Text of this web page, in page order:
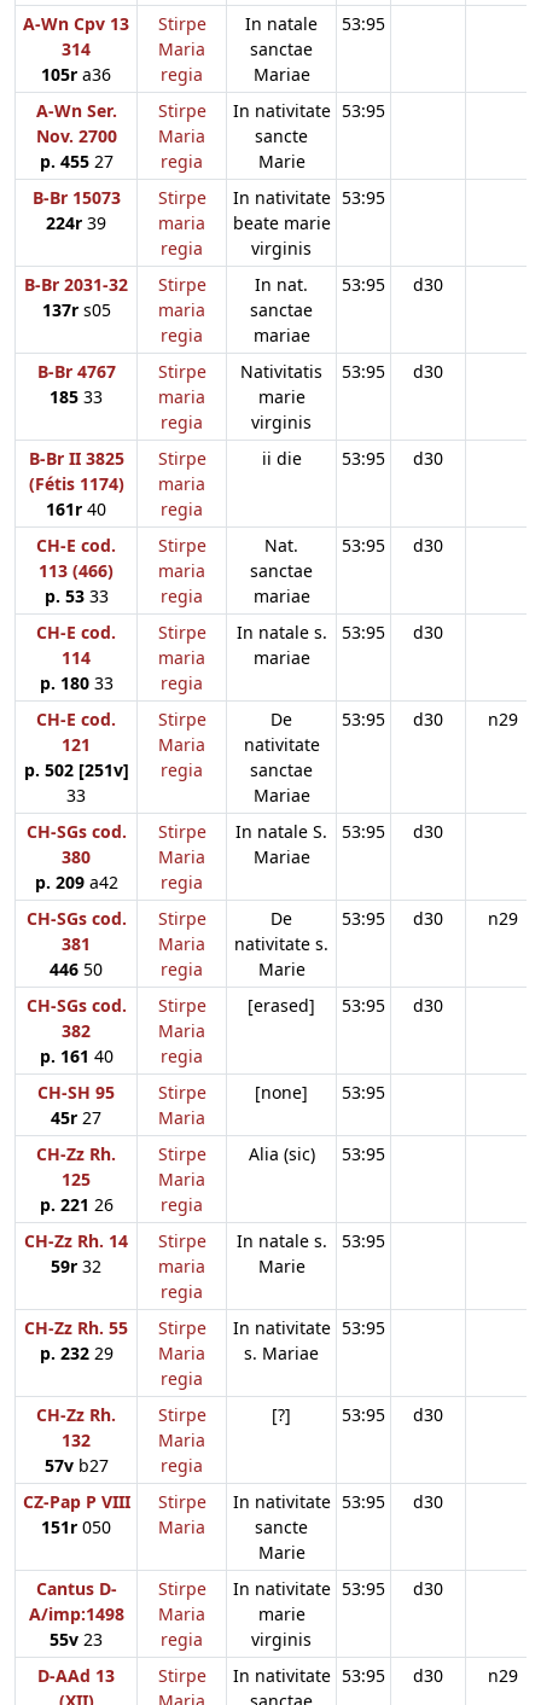
A-Wn Cpv 13
314
105r a36
Stirpe
Maria
regia
In natale
sanctae
Mariae
53:95
A-Wn Ser.
Nov. 2700
p. 45527
Stirpe
Maria
regia
In nativitate
sancte
Marie
53:95
B-Br 15073
224r 39
Stirpe
maria
regia
In nativitate
beate marie
virginis
53:95
B-Br 2031-32
137rs05
Stirpe
maria
regia
In nat.
sanctae
mariae
53:95 d30
B-Br 4767
185 33
Stirpe
maria
regia
Nativitatis
marie
virginis
53:95 d30
B-Br II 3825
(Fétis 1174)
161r 40
Stirpe
maria
regia
ii die 53:95 d30
CH-E cod.
113 (466)
p. 5333
Stirpe
maria
regia
Nat.
sanctae
mariae
53:95 d30
CH-E cod.
114
p. 18033
Stirpe
maria
regia
In natale s.
mariae
53:95 d30
CH-E cod.
121
p. 502 [251v]
33
Stirpe
Maria
regia
De
nativitate
sanctae
Mariae
53:95 d30 n29
CH-SGs cod.
380
p. 209a42
Stirpe
Maria
regia
In natale S.
Mariae
53:95 d30
CH-SGs cod.
381
446 50
Stirpe
Maria
regia
De
nativitate s.
Marie
53:95 d30 n29
CH-SGs cod.
382
p. 161 40
Stirpe
Maria
regia
[erased] 53:95 d30
CH-SH 95
45r 27
Stirpe
Maria
[none] 53:95
CH-Zz Rh.
125
p. 221 26
Stirpe
Maria
regia
Alia (sic) 53:95
CH-Zz Rh. 14
59r 32
Stirpe
maria
regia
In natale s.
Marie
53:95
CH-Zz Rh. 55
p. 23229
Stirpe
Maria
regia
In nativitate
s. Mariae
53:95
CH-Zz Rh.
132
57vb27
Stirpe
Maria
regia
[?] 53:95 d30
CZ-Pap P VIII
151r 050
Stirpe
Maria
In nativitate
sancte
Marie
53:95 d30
Cantus D-
A/imp:1498
55v 23
Stirpe
Maria
regia
In nativitate
marie
virginis
53:95 d30
D-AAd 13
Stirpe
In nativitate 53:95 d30 n29